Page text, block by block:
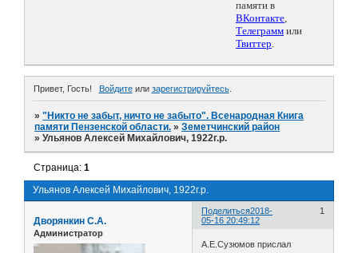
памяти в
ВКонтакте,
Телеграмм или
Твиттер.
Привет, Гость! Войдитеили зарегистрируйтесь.
»"Никто не забыт, ничто не забыто". Всенародная Книга
памяти Пензенской области. »Земетчинский район
»Ульянов Алексей Михайлович, 1922г.р.
Ульянов Алексей Михайлович, 1922г.р.
Страница:1
Поделиться 1
2018-
05-16 20:49:12
Дворянкин С.А.
Администратор
А.Е.Сузюмов прислал